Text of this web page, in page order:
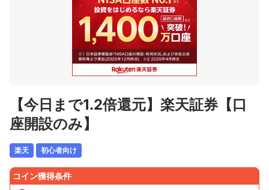
【今日まで1.2倍還元】楽天証券【口
座開設のみ】
楽天 初心者向け
コイン獲得条件